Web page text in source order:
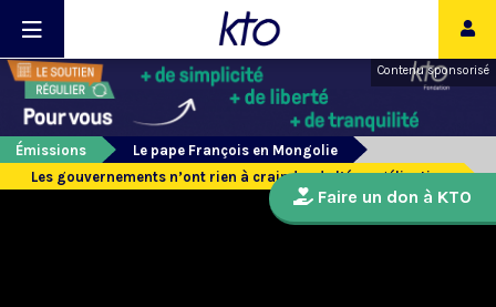
Contenu sponsorisé
Émissions
Le pape François en Mongolie
Les gouvernements n’ont rien à craindre de l’évangélisation
Faire un don à KTO